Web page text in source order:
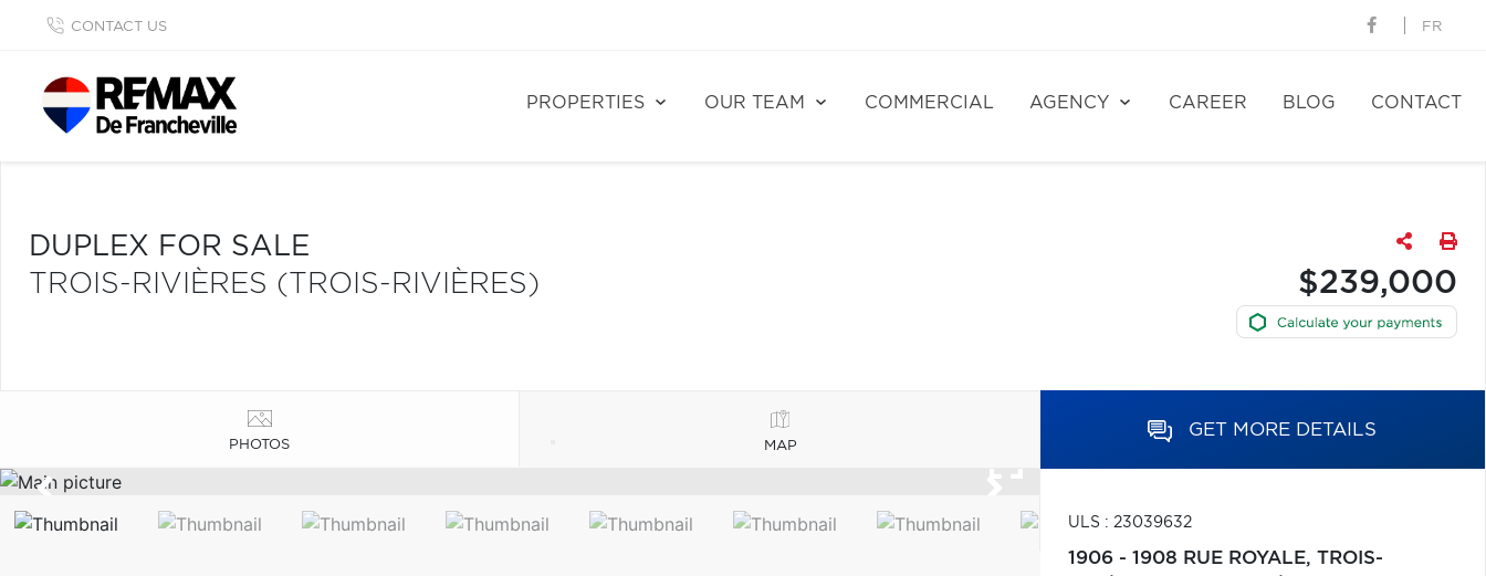
CONTACT US FR
PROPERTIES OUR TEAM COMMERCIAL AGENCY CAREER BLOG CONTACT
DUPLEX FOR SALE
TROIS-RIVIÈRES (TROIS-RIVIÈRES)
$239,000
PHOTOS MAP
GET MORE DETAILS
ULS : 23039632
1906 - 1908 RUE ROYALE, TROIS-